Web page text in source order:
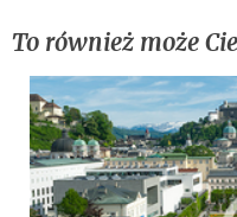
To również może